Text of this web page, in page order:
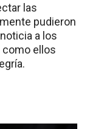
las
pudieron
a los
como ellos